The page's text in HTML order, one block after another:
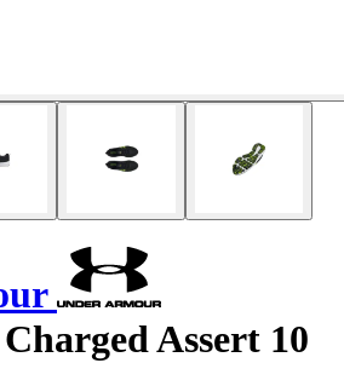
Assert 10